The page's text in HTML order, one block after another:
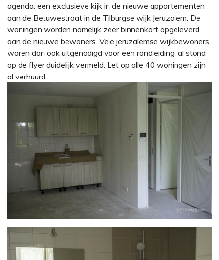
agenda: een exclusieve kijk in de nieuwe appartementen
aan de Betuwestraat in de Tilburgse wijk Jeruzalem. De
woningen worden namelijk zeer binnenkort opgeleverd
aan de nieuwe bewoners. Vele jeruzalemse wijkbewoners
waren dan ook uitgenodigd voor een rondleiding, al stond
op de flyer duidelijk vermeld: Let op alle 40 woningen zijn
al verhuurd.